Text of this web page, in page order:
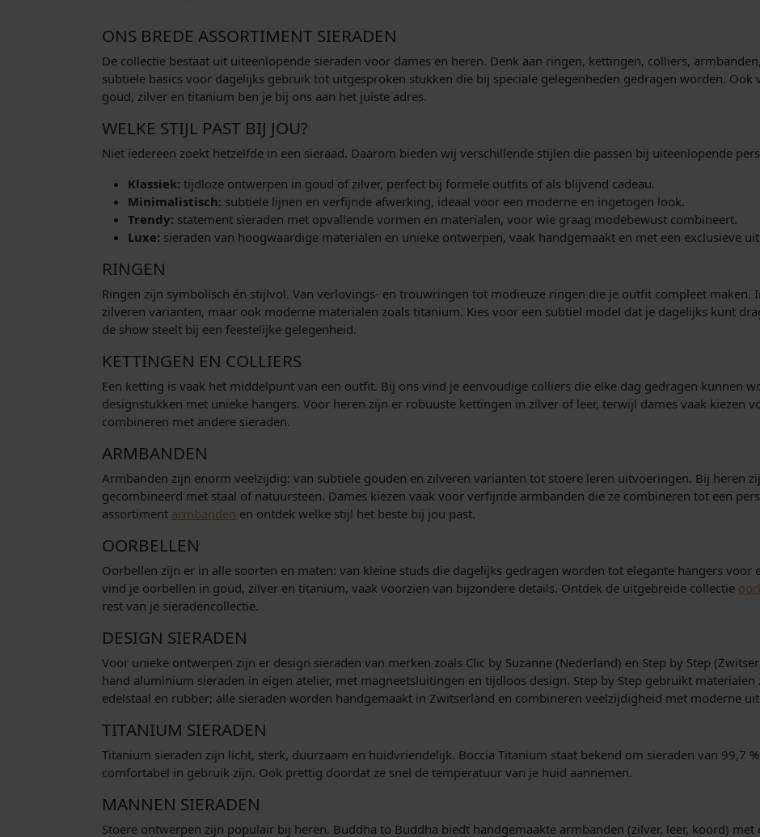
ONS BREDE ASSORTIMENT SIERADEN
De collectie bestaat uit uiteenlopende sieraden voor dames en heren. Denk aan ringen, kettingen, colliers,
subtiele basics voor dagelijks gebruik tot uitgesproken stukken die bij speciale gelegenheden gedragen worden. Ook
goud, zilver en titanium ben je bij ons aan het juiste adres.
WELKE STIJL PAST BIJ JOU?
Niet iedereen zoekt hetzelfde in een sieraad. Daarom bieden wij verschillende stijlen die passen bij uiteenlopende
Klassiek: tijdloze ontwerpen in goud of zilver, perfect bij formele outfits of als blijvend cadeau.
Minimalistisch: subtiele lijnen en verfijnde afwerking, ideaal voor een moderne en ingetogen look.
Trendy: statement sieraden met opvallende vormen en materialen, voor wie graag modebewust combineert.
Luxe: sieraden van hoogwaardige materialen en unieke ontwerpen, vaak handgemaakt en met een exclusieve
RINGEN
Ringen zijn symbolisch én stijlvol. Van verlovings- en trouwringen tot modieuze ringen die je outfit compleet maken.
zilveren varianten, maar ook moderne materialen zoals titanium. Kies voor een subtiel model dat je dagelijks kunt
de show steelt bij een feestelijke gelegenheid.
KETTINGEN EN COLLIERS
Een ketting is vaak het middelpunt van een outfit. Bij ons vind je eenvoudige colliers die elke dag gedragen kunnen
designstukken met unieke hangers. Voor heren zijn er robuuste kettingen in zilver of leer, terwijl dames vaak kiezen
combineren met andere sieraden.
ARMBANDEN
Armbanden zijn enorm veelzijdig: van subtiele gouden en zilveren varianten tot stoere leren uitvoeringen. Bij heren
gecombineerd met staal of natuursteen. Dames kiezen vaak voor verfijnde armbanden die ze combineren tot een
assortiment armbanden en ontdek welke stijl het beste bij jou past.
OORBELLEN
Oorbellen zijn er in alle soorten en maten: van kleine studs die dagelijks gedragen worden tot elegante hangers voor
vind je oorbellen in goud, zilver en titanium, vaak voorzien van bijzondere details. Ontdek de uitgebreide collectie
rest van je sieradencollectie.
DESIGN SIERADEN
Voor unieke ontwerpen zijn er design sieraden van merken zoals Clic by Suzanne (Nederland) en Step by Step
hand aluminium sieraden in eigen atelier, met magneetsluitingen en tijdloos design. Step by Step gebruikt
edelstaal en rubber; alle sieraden worden handgemaakt in Zwitserland en combineren veelzijdigheid met moderne
TITANIUM SIERADEN
Titanium sieraden zijn licht, sterk, duurzaam en huidvriendelijk. Boccia Titanium staat bekend om sieraden van 99,7
comfortabel in gebruik zijn. Ook prettig doordat ze snel de temperatuur van je huid aannemen.
MANNEN SIERADEN
Stoere ontwerpen zijn populair bij heren. Buddha to Buddha biedt handgemaakte armbanden (zilver, leer, koord)